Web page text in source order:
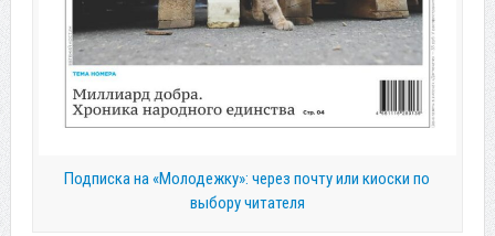
Подписка на «Молодежку»: через почту или киоски по
выбору читателя